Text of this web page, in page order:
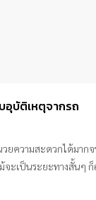
อุบัติเหตุจากรถ
ยความสะดวกได้มากจ
จะเป็นระยะทางสั้นๆ